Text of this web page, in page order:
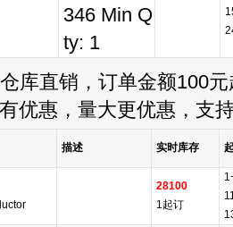
346 Min Q
ty: 1
库直销，订单金额100元
优惠，量大更优惠，支
描述 实时库存
28100
1起订